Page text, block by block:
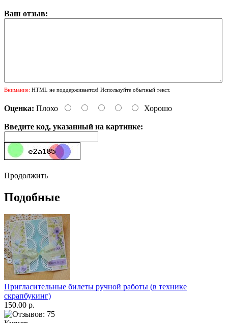
Ваш отзыв:
Внимание: HTML не поддерживается! Используйте обычный текст.
Оценка: Плохо Хорошо
Введите код, указанный на картинке:
Продолжить
Подобные
Пригласительные билеты ручной работы (в технике
скрапбукинг)
150.00 р.